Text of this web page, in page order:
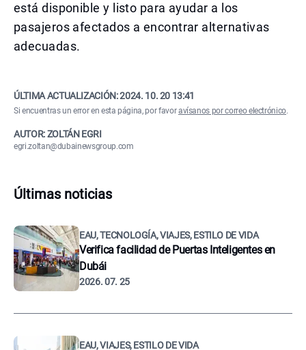
está disponible y listo para ayudar a los
pasajeros afectados a encontrar alternativas
adecuadas.
ÚLTIMA ACTUALIZACIÓN:2024. 10. 20 13:41
Si encuentras un error en esta página, por favoravísanos por correo electrónico.
AUTOR: ZOLTÁN EGRI
egri.zoltan@dubainewsgroup.com
Últimas noticias
EAU, TECNOLOGÍA, VIAJES, ESTILO DE VIDA
Verifica facilidad de Puertas Inteligentes en
Dubái
2026. 07. 25
EAU, VIAJES, ESTILO DE VIDA